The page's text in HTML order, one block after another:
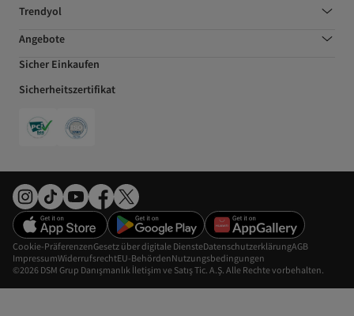
Trendyol
Angebote
Sicher Einkaufen
Sicherheitszertifikat
©2026 DSM Grup Danışmanlık İletişim ve Satış Tic. A.Ş. Alle Rechte vorbehalten.
Cookie-PräferenzenGesetz über digitale DiensteDatenschutzerklärungAGB
ImpressumWiderrufsrechtEU-BehördenNutzungsbedingungen